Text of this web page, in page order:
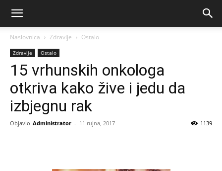
Naslovnica Zdravlje Ostalo
Zdravlje Ostalo
15 vrhunskih onkologa
otkriva kako žive i jedu da
izbjegnu rak
Objavio Administrator - 11 rujna, 2017 1139